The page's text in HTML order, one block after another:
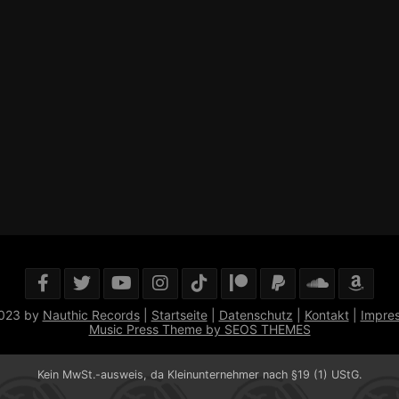
by Nauthic Records| Startseite| Datenschutz Kontakt|
Music Press Theme by SEOS THEMES
Kein MwSt.-ausweis, da Kleinunternehmer nach §19 (1) UStG.